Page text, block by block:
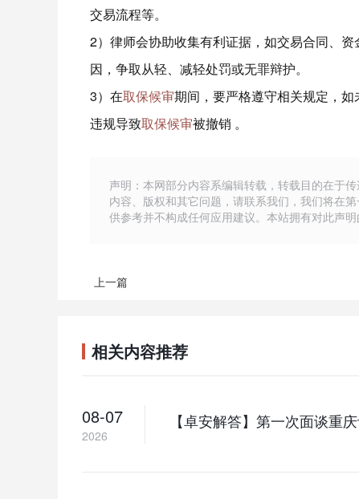
交易流程等。
2）律师会协助收集有利证据，如交易合同、
因，争取从轻、减轻处罚或无罪辩护。
3）在取保候审期间，要严格遵守相关规定，
违规导致取保候审被撤销 。
声明：本网部分内容系编辑转载，转载目的在于
内容、版权和其它问题，请联系我们，我们将在
供参考并不构成任何应用建议。本站拥有对此声明
上一篇
相关内容推荐
08-07
2026
【卓安解答】第一次面谈重